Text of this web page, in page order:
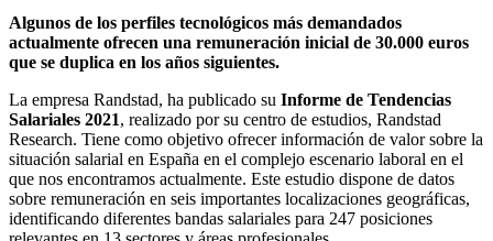
Algunos de los perfiles tecnológicos más demandados
actualmente ofrecen una remuneración inicial de 30.000 euros
que se duplica en los años siguientes.
La empresa Randstad, ha publicado su Informe de Tendencias
Salariales 2021, realizado por su centro de estudios, Randstad
Research. Tiene como objetivo ofrecer información de valor sobre la
situación salarial en España en el complejo escenario laboral en el
que nos encontramos actualmente. Este estudio dispone de datos
sobre remuneración en seis importantes localizaciones geográficas,
identificando diferentes bandas salariales para 247 posiciones